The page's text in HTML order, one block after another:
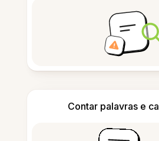
Contar palavras e